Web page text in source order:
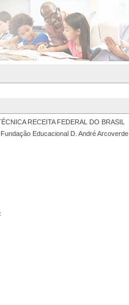
RECEITA FEDERAL DO BRASIL
Educacional D. André Arcoverde